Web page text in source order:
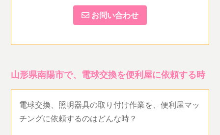
お問い合わせ
山形県南陽市で、電球交換を便利屋に依頼する時
電球交換、照明器具の取り付け作業を、便利屋マッ
チングに依頼するのはどんな時？